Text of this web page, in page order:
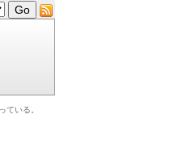
ている。